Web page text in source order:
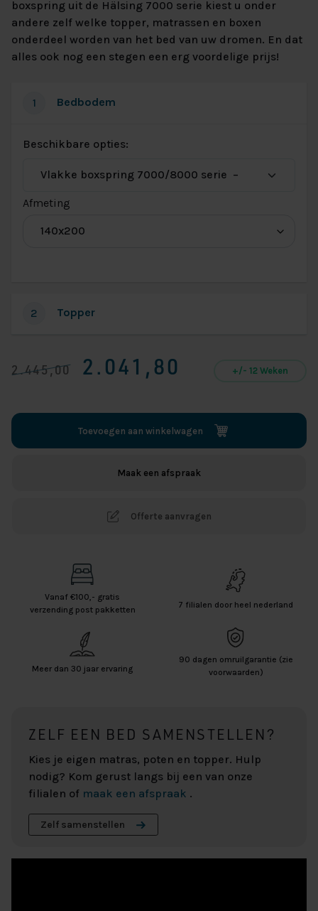
boxspring uit de Hälsing 7000 serie kiest u onder
andere zelf welke topper, matrassen en boxen
onderdeel worden van het bed van uw dromen. En dat
alles ook nog een stegen een erg voordelige prijs!
1 Bedbodem
Beschikbare opties:
Afmeting
Vlakke
2
Topper
2.445,00 2.041,80 +/- 12 Weken
Toevoegen aan winkelwagen
Maak een afspraak
Offerte aanvragen
Vanaf €100,- gratis
verzending post pakketten
7 filialen door heel nederland
Meer dan 30 jaar ervaring
90 dagen omruilgarantie (zie
voorwaarden)
ZELF EEN BED SAMENSTELLEN?
Kies je eigen matras, poten en topper. Hulp
nodig? Kom gerust langs bij een van onze
filialen of maak een afspraak .
Zelf samenstellen